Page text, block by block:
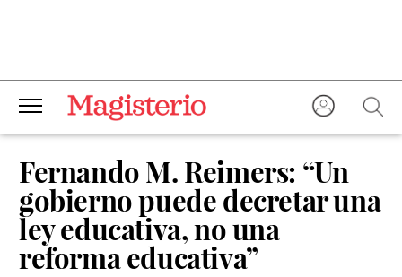
Fernando M. Reimers: “Un
gobierno puede decretar una
ley educativa, no una
reforma educativa”